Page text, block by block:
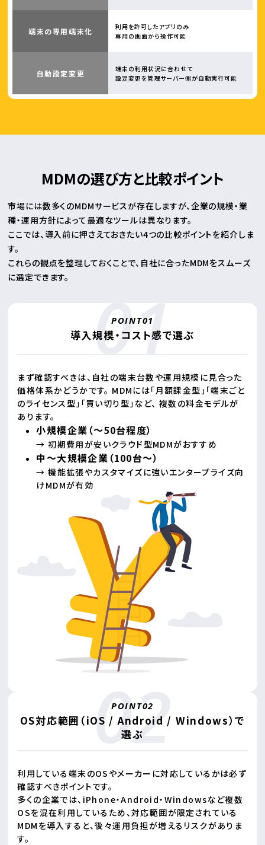
端末の専用端末化
利用を許可したアプリのみ
専用の画面から操作可能
自動設定変更
端末の利用状況に合わせて
設定変更を管理サーバー側が自動実行可能
MDMの選び方と比較ポイント
市場には数多くのMDMサービスが存在しますが、企業の規模・業
種・運用方針によって最適なツールは異なります。
ここでは、導入前に押さえておきたい4つの比較ポイントを紹介しま
す。
これらの観点を整理しておくことで、自社に合ったMDMをスムーズ
に選定できます。
導入規模・コスト感で選ぶ
まず確認すべきは、自社の端末台数や運用規模に見合った
価格体系かどうかです。 MDMには「月額課金型」「端末ごと
のライセンス型」「買い切り型」など、 複数の料金モデルが
あります。
小規模企業（〜50台程度）
→ 初期費用が安いクラウド型MDMがおすすめ
中〜大規模企業（100台〜）
→ 機能拡張やカスタマイズに強いエンタープライズ向
けMDMが有効
OS対応範囲（iOS / Android / Windows）で
選ぶ
利用している端末のOSやメーカーに対応しているかは必ず
確認すべきポイントです。
多くの企業では、iPhone・Android・Windowsなど複数
OSを混在利用しているため、対応範囲が限定されている
MDMを導入すると、後々運用負担が増えるリスクがありま
す。